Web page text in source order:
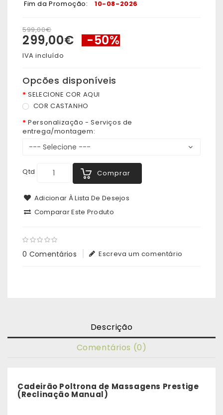
Fim da Promoção:
10-08-2026
599,00€
299,00€ -50%
IVA incluído
Opcões disponíveis
SELECIONE COR AQUI
COR CASTANHO
Personalização - Serviços de
entrega/montagem:
Qtd Comprar
Adicionar À Lista De Desejos
Comparar Este Produto
0 Comentários Escreva um comentário
Descrição
Comentários (0)
Cadeirão Poltrona de Massagens Prestige
(Reclinação Manual)